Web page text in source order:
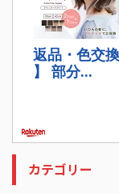
カテゴリー